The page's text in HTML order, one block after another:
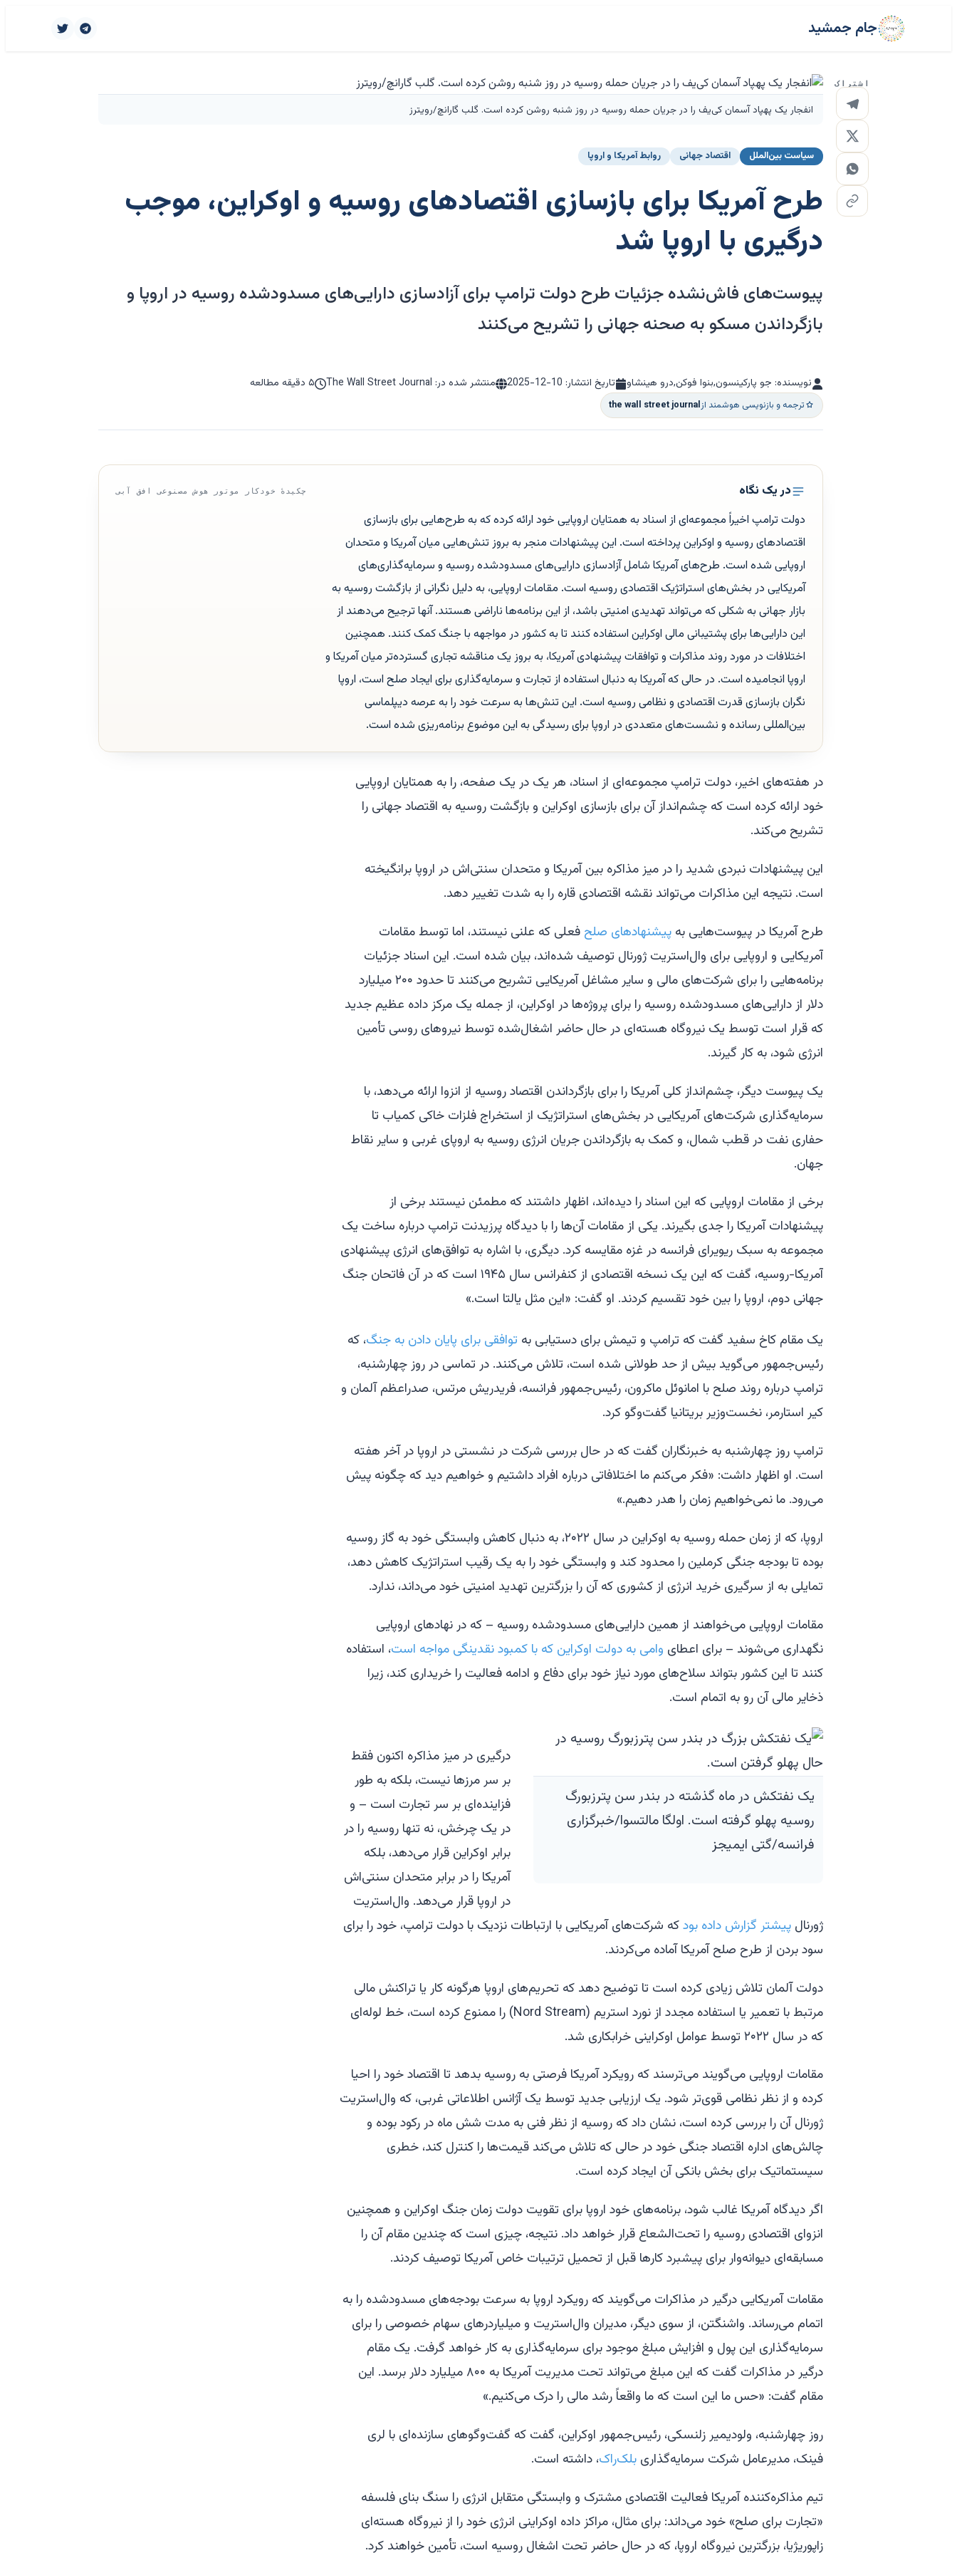
جام جمشید
اشتراک
انفجار یک پهپاد آسمان کی‌یف را در جریان حمله روسیه در روز شنبه روشن کرده است. گلب گارانچ/رویترز
سیاست بین‌الملل اقتصاد جهانی روابط آمریکا و اروپا
طرح آمریکا برای بازسازی اقتصادهای روسیه و اوکراین، موجب
درگیری با اروپا شد
پیوست‌های فاش‌نشده جزئیات طرح دولت ترامپ برای آزادسازی دارایی‌های مسدودشده روسیه در اروپا و
بازگرداندن مسکو به صحنه جهانی را تشریح می‌کنند
نویسنده: جو پارکینسون,بنوا فوکن,درو هینشاو تاریخ انتشار: 2025-12-10 منتشر شده در: The Wall Street Journal ۵ دقیقه مطالعه
ترجمه و بازنویسی هوشمند ازthe wall street journal
در یک نگاه چکیدهٔ خودکار موتور هوش مصنوعی افق آبی
دولت ترامپ اخیراً مجموعه‌ای از اسناد به همتایان اروپایی خود ارائه کرده که به طرح‌هایی برای بازسازی
اقتصادهای روسیه و اوکراین پرداخته است. این پیشنهادات منجر به بروز تنش‌هایی میان آمریکا و متحدان
اروپایی شده است. طرح‌های آمریکا شامل آزادسازی دارایی‌های مسدودشده روسیه و سرمایه‌گذاری‌های
آمریکایی در بخش‌های استراتژیک اقتصادی روسیه است. مقامات اروپایی، به دلیل نگرانی از بازگشت روسیه به
بازار جهانی به شکلی که می‌تواند تهدیدی امنیتی باشد، از این برنامه‌ها ناراضی هستند. آنها ترجیح می‌دهند از
این دارایی‌ها برای پشتیبانی مالی اوکراین استفاده کنند تا به کشور در مواجهه با جنگ کمک کنند. همچنین
اختلافات در مورد روند مذاکرات و توافقات پیشنهادی آمریکا، به بروز یک مناقشه تجاری گسترده‌تر میان آمریکا و
اروپا انجامیده است. در حالی که آمریکا به دنبال استفاده از تجارت و سرمایه‌گذاری برای ایجاد صلح است، اروپا
نگران بازسازی قدرت اقتصادی و نظامی روسیه است. این تنش‌ها به سرعت خود را به عرصه دیپلماسی
بین‌المللی رسانده و نشست‌های متعددی در اروپا برای رسیدگی به این موضوع برنامه‌ریزی شده است.
در هفته‌های اخیر، دولت ترامپ مجموعه‌ای از اسناد، هر یک در یک صفحه، را به همتایان اروپایی
خود ارائه کرده است که چشم‌انداز آن برای بازسازی اوکراین و بازگشت روسیه به اقتصاد جهانی را
تشریح می‌کند.
این پیشنهادات نبردی شدید را در میز مذاکره بین آمریکا و متحدان سنتی‌اش در اروپا برانگیخته
است. نتیجه این مذاکرات می‌تواند نقشه اقتصادی قاره را به شدت تغییر دهد.
طرح آمریکا در پیوست‌هایی به پیشنهادهای صلح فعلی که علنی نیستند، اما توسط مقامات
آمریکایی و اروپایی برای وال‌استریت ژورنال توصیف شده‌اند، بیان شده است. این اسناد جزئیات
برنامه‌هایی را برای شرکت‌های مالی و سایر مشاغل آمریکایی تشریح می‌کنند تا حدود ۲۰۰ میلیارد
دلار از دارایی‌های مسدودشده روسیه را برای پروژه‌ها در اوکراین، از جمله یک مرکز داده عظیم جدید
که قرار است توسط یک نیروگاه هسته‌ای در حال حاضر اشغال‌شده توسط نیروهای روسی تأمین
انرژی شود، به کار گیرند.
یک پیوست دیگر، چشم‌انداز کلی آمریکا را برای بازگرداندن اقتصاد روسیه از انزوا ارائه می‌دهد، با
سرمایه‌گذاری شرکت‌های آمریکایی در بخش‌های استراتژیک از استخراج فلزات خاکی کمیاب تا
حفاری نفت در قطب شمال، و کمک به بازگرداندن جریان انرژی روسیه به اروپای غربی و سایر نقاط
جهان.
برخی از مقامات اروپایی که این اسناد را دیده‌اند، اظهار داشتند که مطمئن نیستند برخی از
پیشنهادات آمریکا را جدی بگیرند. یکی از مقامات آن‌ها را با دیدگاه پرزیدنت ترامپ درباره ساخت یک
مجموعه به سبک ریویرای فرانسه در غزه مقایسه کرد. دیگری، با اشاره به توافق‌های انرژی پیشنهادی
آمریکا-روسیه، گفت که این یک نسخه اقتصادی از کنفرانس سال ۱۹۴۵ است که در آن فاتحان جنگ
جهانی دوم، اروپا را بین خود تقسیم کردند. او گفت: «این مثل یالتا است.»
یک مقام کاخ سفید گفت که ترامپ و تیمش برای دستیابی به توافقی برای پایان دادن به جنگ، که
رئیس‌جمهور می‌گوید بیش از حد طولانی شده است، تلاش می‌کنند. در تماسی در روز چهارشنبه،
ترامپ درباره روند صلح با امانوئل ماکرون، رئیس‌جمهور فرانسه، فریدریش مرتس، صدراعظم آلمان و
کیر استارمر، نخست‌وزیر بریتانیا گفت‌وگو کرد.
ترامپ روز چهارشنبه به خبرنگاران گفت که در حال بررسی شرکت در نشستی در اروپا در آخر هفته
است. او اظهار داشت: «فکر می‌کنم ما اختلافاتی درباره افراد داشتیم و خواهیم دید که چگونه پیش
می‌رود. ما نمی‌خواهیم زمان را هدر دهیم.»
اروپا، که از زمان حمله روسیه به اوکراین در سال ۲۰۲۲، به دنبال کاهش وابستگی خود به گاز روسیه
بوده تا بودجه جنگی کرملین را محدود کند و وابستگی خود را به یک رقیب استراتژیک کاهش دهد،
تمایلی به از سرگیری خرید انرژی از کشوری که آن را بزرگترین تهدید امنیتی خود می‌داند، ندارد.
مقامات اروپایی می‌خواهند از همین دارایی‌های مسدودشده روسیه – که در نهادهای اروپایی
نگهداری می‌شوند – برای اعطای وامی به دولت اوکراین که با کمبود نقدینگی مواجه است، استفاده
کنند تا این کشور بتواند سلاح‌های مورد نیاز خود برای دفاع و ادامه فعالیت را خریداری کند، زیرا
ذخایر مالی آن رو به اتمام است.
یک نفتکش در ماه گذشته در بندر سن پترزبورگ
روسیه پهلو گرفته است. اولگا مالتسوا/خبرگزاری
فرانسه/گتی ایمیجز
درگیری در میز مذاکره اکنون فقط
بر سر مرزها نیست، بلکه به طور
فزاینده‌ای بر سر تجارت است – و
در یک چرخش، نه تنها روسیه را در
برابر اوکراین قرار می‌دهد، بلکه
آمریکا را در برابر متحدان سنتی‌اش
در اروپا قرار می‌دهد. وال‌استریت
ژورنال پیشتر گزارش داده بودکه شرکت‌های آمریکایی با ارتباطات نزدیک با دولت ترامپ، خود را برای
سود بردن از طرح صلح آمریکا آماده می‌کردند.
دولت آلمان تلاش زیادی کرده است تا توضیح دهد که تحریم‌های اروپا هرگونه کار یا تراکنش مالی
مرتبط با تعمیر یا استفاده مجدد از نورد استریم (Nord Stream) را ممنوع کرده است، خط لوله‌ای
که در سال ۲۰۲۲ توسط عوامل اوکراینی خرابکاری شد.
مقامات اروپایی می‌گویند می‌ترسند که رویکرد آمریکا فرصتی به روسیه بدهد تا اقتصاد خود را احیا
کرده و از نظر نظامی قوی‌تر شود. یک ارزیابی جدید توسط یک آژانس اطلاعاتی غربی، که وال‌استریت
ژورنال آن را بررسی کرده است، نشان داد که روسیه از نظر فنی به مدت شش ماه در رکود بوده و
چالش‌های اداره اقتصاد جنگی خود در حالی که تلاش می‌کند قیمت‌ها را کنترل کند، خطری
سیستماتیک برای بخش بانکی آن ایجاد کرده است.
اگر دیدگاه آمریکا غالب شود، برنامه‌های خود اروپا برای تقویت دولت زمان جنگ اوکراین و همچنین
انزوای اقتصادی روسیه را تحت‌الشعاع قرار خواهد داد. نتیجه، چیزی است که چندین مقام آن را
مسابقه‌ای دیوانه‌وار برای پیشبرد کارها قبل از تحمیل ترتیبات خاص آمریکا توصیف کردند.
مقامات آمریکایی درگیر در مذاکرات می‌گویند که رویکرد اروپا به سرعت بودجه‌های مسدودشده را به
اتمام می‌رساند. واشنگتن، از سوی دیگر، مدیران وال‌استریت و میلیاردرهای سهام خصوصی را برای
سرمایه‌گذاری این پول و افزایش مبلغ موجود برای سرمایه‌گذاری به کار خواهد گرفت. یک مقام
درگیر در مذاکرات گفت که این مبلغ می‌تواند تحت مدیریت آمریکا به ۸۰۰ میلیارد دلار برسد. این
مقام گفت: «حس ما این است که ما واقعاً رشد مالی را درک می‌کنیم.»
روز چهارشنبه، ولودیمیر زلنسکی، رئیس‌جمهور اوکراین، گفت که گفت‌وگوهای سازنده‌ای با لری
فینک، مدیرعامل شرکت سرمایه‌گذاری بلک‌راک، داشته است.
تیم مذاکره‌کننده آمریکا فعالیت اقتصادی مشترک و وابستگی متقابل انرژی را سنگ بنای فلسفه
«تجارت برای صلح» خود می‌داند: برای مثال، مراکز داده اوکراینی انرژی خود را از نیروگاه هسته‌ای
زاپوریژیا، بزرگترین نیروگاه اروپا، که در حال حاضر تحت اشغال روسیه است، تأمین خواهند کرد.